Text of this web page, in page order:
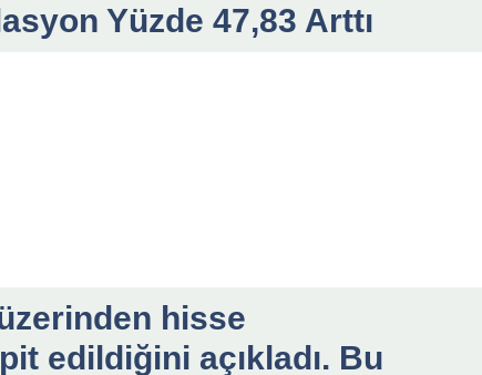
Yüzde 47,83 Arttı
hisse
edildiğini açıkladı. Bu